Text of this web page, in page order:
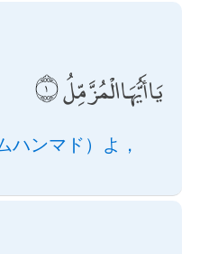
يَا أَيُّهَا الْمُزَّمِّلُ
ハンマド）よ，